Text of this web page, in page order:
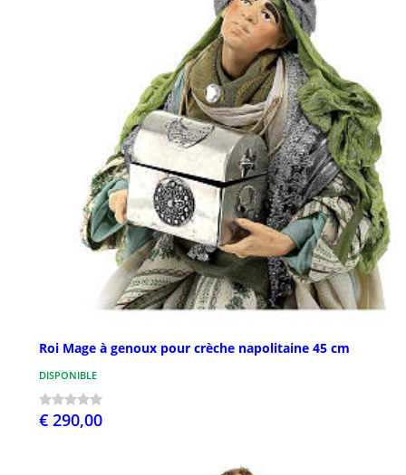
Roi Mage à genoux pour crèche napolitaine 45 cm
DISPONIBLE
€ 290,00